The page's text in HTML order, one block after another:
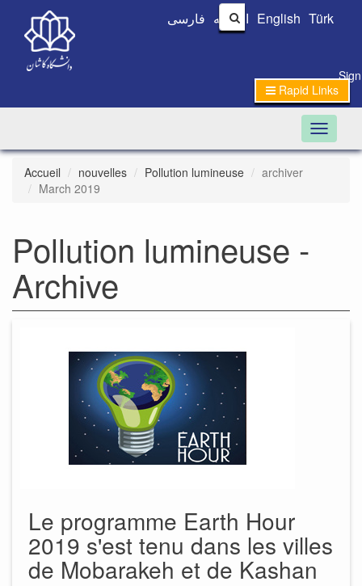
فارسی العربیه English Türk
Rapid Links
Toggle
Accueil nouvelles Pollution lumineuse
archiver
March 2019
Pollution lumineuse -
Archive
Le programme Earth Hour
2019 s'est tenu dans les villes
de Mobarakeh et de Kashan